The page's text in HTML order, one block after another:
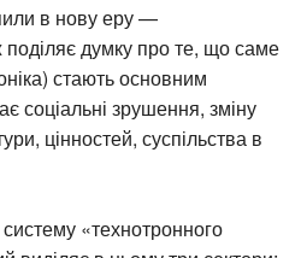
в нову еру —
поділяє думку про те, що саме
стають основним
соціальні зрушення, зміну
цінностей, суспільства в
«технотронного